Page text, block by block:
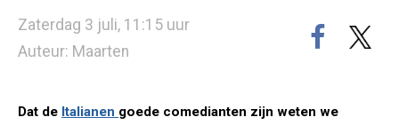
Zaterdag 3 juli, 11:15 uur
Auteur: Maarten
Dat de Italianen goede comedianten zijn weten we